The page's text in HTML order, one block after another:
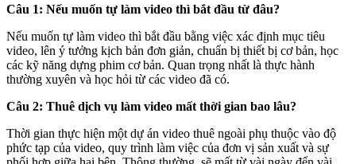
Câu 1: Nếu muốn tự làm video thì bắt đầu từ đâu?
Nếu muốn tự làm video thì bắt đầu bằng việc xác định mục tiêu
video, lên ý tưởng kịch bản đơn giản, chuẩn bị thiết bị cơ bản, học
các kỹ năng dựng phim cơ bản. Quan trọng nhất là thực hành
thường xuyên và học hỏi từ các video đã có.
Câu 2: Thuê dịch vụ làm video mất thời gian bao lâu?
Thời gian thực hiện một dự án video thuê ngoài phụ thuộc vào độ
phức tạp của video, quy trình làm việc của đơn vị sản xuất và sự